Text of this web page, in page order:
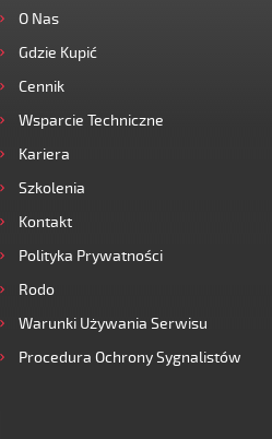
O Nas
Gdzie Kupić
Cennik
Wsparcie Techniczne
Kariera
Szkolenia
Kontakt
Polityka Prywatności
Rodo
Warunki Używania Serwisu
Procedura Ochrony Sygnalistów